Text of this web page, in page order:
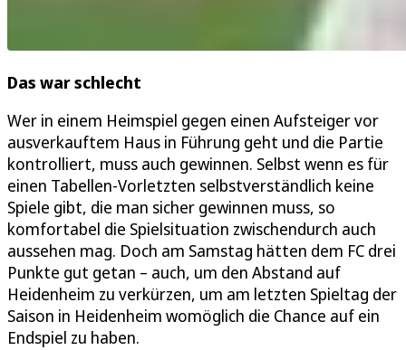
Das war schlecht
Wer in einem Heimspiel gegen einen Aufsteiger vor
ausverkauftem Haus in Führung geht und die Partie
kontrolliert, muss auch gewinnen. Selbst wenn es für
einen Tabellen-Vorletzten selbstverständlich keine
Spiele gibt, die man sicher gewinnen muss, so
komfortabel die Spielsituation zwischendurch auch
aussehen mag. Doch am Samstag hätten dem FC drei
Punkte gut getan – auch, um den Abstand auf
Heidenheim zu verkürzen, um am letzten Spieltag der
Saison in Heidenheim womöglich die Chance auf ein
Endspiel zu haben.